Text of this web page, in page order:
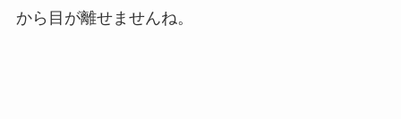
から目が離せませんね。